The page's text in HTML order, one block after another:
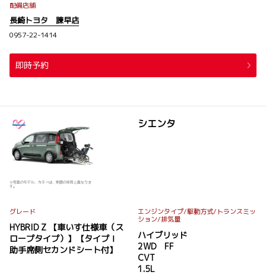
配備店舗
長崎トヨタ 諫早店
0957-22-1414
即時予約
シエンタ
※写真のモデル、カラーは、実際の車両と異なりま
す。
グレード
HYBRID Z 【車いす仕様車（ス
ロープタイプ）】【タイプⅠ
助手席側セカンドシート付】
エンジンタイプ/駆動方式/ トランスミッ
ション/排気量
ハイブリッド
2WD FF
CVT
1.5L